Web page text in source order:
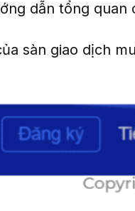
dẫn tổng quan
sàn giao dịch